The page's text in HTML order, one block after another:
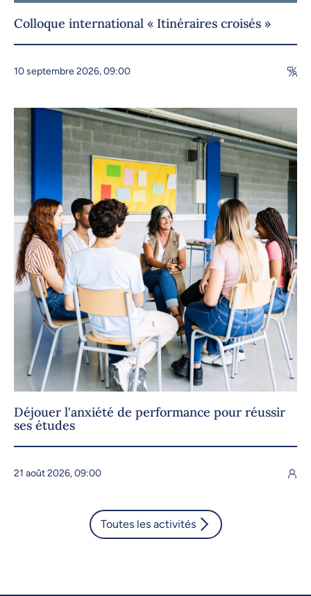
Colloque international « Itinéraires croisés »
10 septembre 2026, 09:00
Déjouer l'anxiété de performance pour réussir
ses études
21 août 2026, 09:00
Toutes les activités